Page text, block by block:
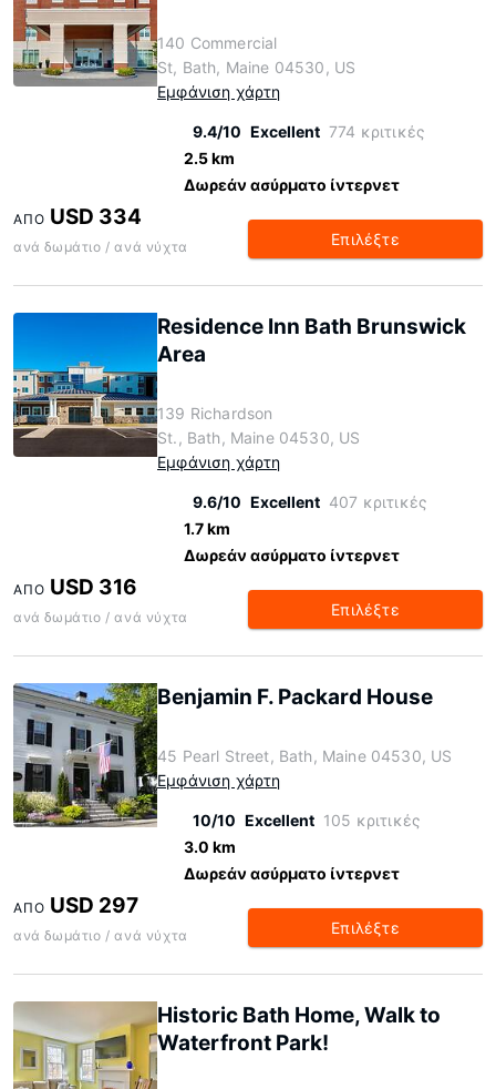
140 Commercial
St, Bath, Maine 04530, US
Εμφάνιση χάρτη
9.4/10 Excellent 774 κριτικές
2.5 km
Δωρεάν ασύρματο ίντερνετ
ΑΠΌ USD 334
ανά δωμάτιο / ανά νύχτα Επιλέξτε
Residence Inn Bath Brunswick
Area
139 Richardson
St., Bath, Maine 04530, US
Εμφάνιση χάρτη
9.6/10 Excellent 407 κριτικές
1.7 km
Δωρεάν ασύρματο ίντερνετ
ΑΠΌ USD 316
ανά δωμάτιο / ανά νύχτα Επιλέξτε
Benjamin F. Packard House
45 Pearl Street, Bath, Maine 04530, US
Εμφάνιση χάρτη
10/10 Excellent 105 κριτικές
3.0 km
Δωρεάν ασύρματο ίντερνετ
ΑΠΌ USD 297
ανά δωμάτιο / ανά νύχτα Επιλέξτε
Historic Bath Home, Walk to
Waterfront Park!